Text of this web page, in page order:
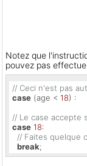
Notez que
pouvez pas
// Ceci n'est pas
case (age < 18) :
// Le case accepte
case 18:
// Faites quelque
break;